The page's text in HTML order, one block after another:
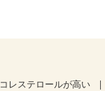
コレステロールが高い